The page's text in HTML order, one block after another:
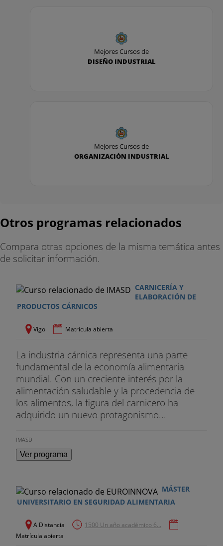
UD 04: IMPLANTACIÓN DEL SISTEMA APPCC -
UD 05: IMPLANTACIÓN DEL SISTEMA APPCC -
UD 06: IMPLANTACIÓN DEL SISTEMA APPCC -
Introducción
Paso 5 para la aplicación del APPCC
Resumen
UD 07: IMPLANTACIÓN DEL SISTEMA APPCC -
SEXTO PASO
Introducción
Paso 6 para la aplicación del APPCC
UD 08: IMPLANTACIÓN DEL SISTEMA APPCC -
SEPTIMO PASO
Introducción
Paso 7 para la aplicación del APPCC
OCTAVO PASO
Paso 8 para la aplicación del APPCC
Mejores Cursos de
DISEÑO INDUSTRIAL
Mejores Cursos de
ORGANIZACIÓN INDUSTRIAL
Otros programas relacionados
Compara otras opciones de la misma temática antes
de solicitar información.
CARNICERÍA Y
ELABORACIÓN DE
PRODUCTOS CÁRNICOS
Vigo Matrícula abierta
La industria cárnica representa una parte
fundamental de la economía alimentaria
mundial. Con un creciente interés por la
alimentación saludable y la procedencia de
los alimentos, la figura del carnicero ha
adquirido un nuevo protagonismo...
IMASD
Ver programa
MÁSTER
UNIVERSITARIO EN SEGURIDAD ALIMENTARIA
A Distancia
1500 Un año académico 6...
Matrícula abierta